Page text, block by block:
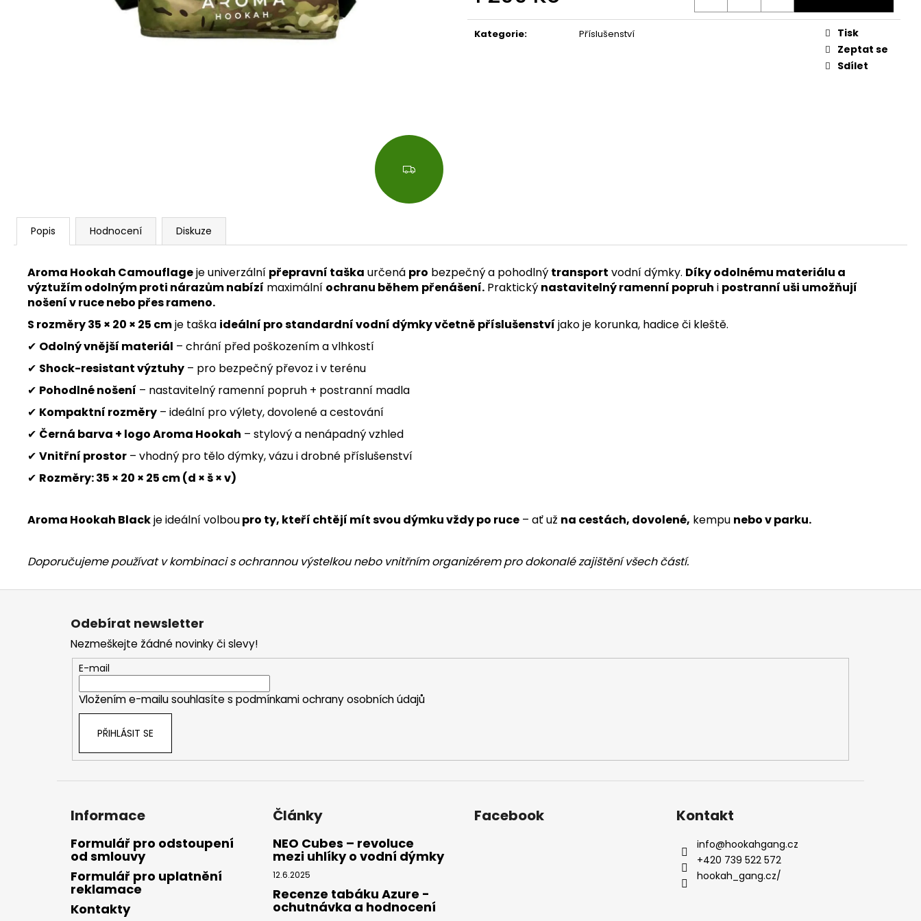
cena:
Kategorie: Příslušenství
Tisk
Zeptat se
Sdílet
Z
R
Popis Hodnocení Diskuze
Aroma Hookah Camouflageje univerzální přepravní taška určená pro bezpečný a pohodlný transport vodní dýmky. Díky odolnému materiálu a
výztužím odolným proti nárazům nabízí maximální ochranu během přenášení. Praktický nastavitelný ramenní popruh i postranní uši umožňují
nošení v ruce nebo přes rameno.
S rozměry 35 × 20 × 25 cmje taška ideální pro standardní vodní dýmky včetně příslušenství jako je korunka, hadice či kleště.
✔ Odolný vnější materiál – chrání před poškozením a vlhkostí
✔ Shock-resistant výztuhy – pro bezpečný převoz i v terénu
✔ Pohodlné nošení – nastavitelný ramenní popruh + postranní madla
✔ Kompaktní rozměry – ideální pro výlety, dovolené a cestování
✔ Černá barva + logo Aroma Hookah – stylový a nenápadný vzhled
✔ Vnitřní prostor – vhodný pro tělo dýmky, vázu i drobné příslušenství
✔ Rozměry: 35 × 20 × 25 cm (d × š × v)
Aroma Hookah Blackje ideální volboupro ty, kteří chtějí mít svou dýmku vždy po ruce – ať už na cestách, dovolené, kempu nebo v parku.
Doporučujeme používat v kombinaci s ochrannou výstelkou nebo vnitřním organizérem pro dokonalé zajištění všech částí.
Z
Odebírat newsletter
Nezmeškejte žádné novinky či slevy!
E-mail
Vložením e-mailu souhlasíte s podmínkami ochrany osobních údajů
PŘIHLÁSIT SE
Informace
Formulář pro odstoupení
od smlouvy
Formulář pro uplatnění
reklamace
Kontakty
Články
NEO Cubes – revoluce
mezi uhlíky o vodní dýmky
12.6.2025
Recenze tabáku Azure -
ochutnávka a hodnocení
Facebook Kontakt
info@hookahgang.cz
+420 739 522 572
hookah_gang.cz/